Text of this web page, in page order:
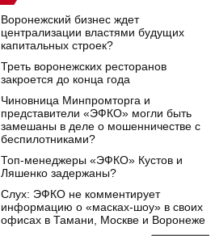
Воронежский бизнес ждет
централизации властями будущих
капитальных строек?
Треть воронежских ресторанов
закроется до конца года
Чиновница Минпромторга и
представители «ЭФКО» могли быть
замешаны в деле о мошенничестве с
беспилотниками?
Топ-менеджеры «ЭФКО» Кустов и
Ляшенко задержаны?
Слух: ЭФКО не комментирует
информацию о «масках-шоу» в своих
офисах в Тамани, Москве и Воронеже